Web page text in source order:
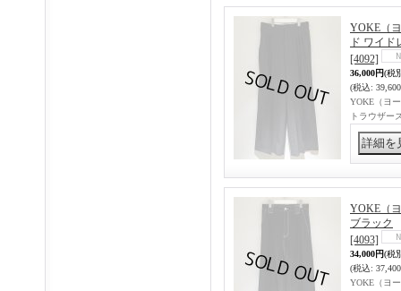
YOKE（
ド ワイ
[4092]
36,000円(税
(税込:
YOKE（ヨ
トラウザー
YOKE（
ブラック
[4093]
34,000円(税
(税込:
YOKE（ヨ